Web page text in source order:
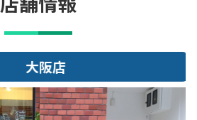
大阪店